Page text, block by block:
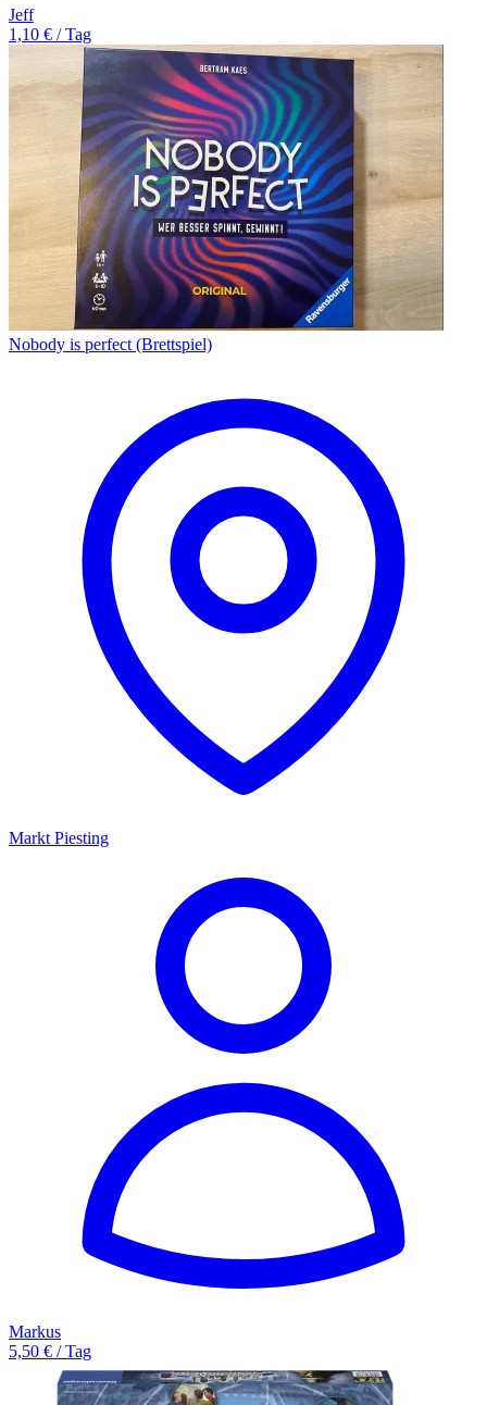
Jeff
1,10 € / Tag
Nobody is perfect (Brettspiel)
Markt Piesting
Markus
5,50 € / Tag